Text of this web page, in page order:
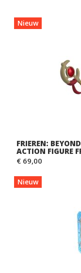
Nieuw
FRIEREN:
ACTION FIGURE
€ 69,00
Nieuw